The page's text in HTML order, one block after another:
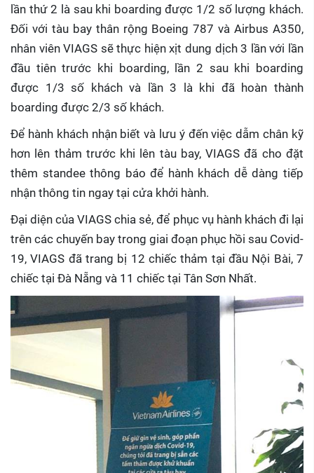
lần thứ 2 là sau khi boarding được 1/2 số lượng khách.
Đối với tàu bay thân rộng Boeing 787 và Airbus A350,
nhân viên VIAGS sẽ thực hiện xịt dung dịch 3 lần với lần
đầu tiên trước khi boarding, lần 2 sau khi boarding
được 1/3 số khách và lần 3 là khi đã hoàn thành
boarding được 2/3 số khách.
Để hành khách nhận biết và lưu ý đến việc dẫm chân kỹ
hơn lên thảm trước khi lên tàu bay, VIAGS đã cho đặt
thêm standee thông báo để hành khách dễ dàng tiếp
nhận thông tin ngay tại cửa khởi hành.
Đại diện của VIAGS chia sẻ, để phục vụ hành khách đi lại
trên các chuyến bay trong giai đoạn phục hồi sau Covid-
19, VIAGS đã trang bị 12 chiếc thảm tại đầu Nội Bài, 7
chiếc tại Đà Nẵng và 11 chiếc tại Tân Sơn Nhất.